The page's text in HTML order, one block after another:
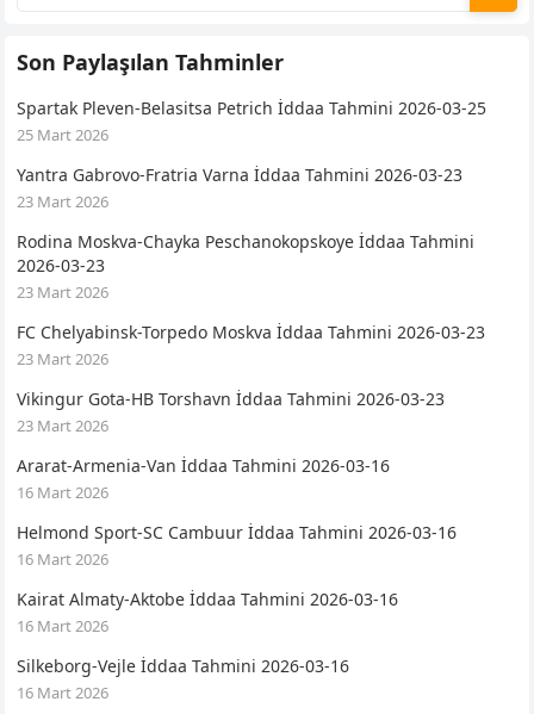
Son Paylaşılan Tahminler
Spartak Pleven-Belasitsa Petrich İddaa Tahmini 2026-03-25
25 Mart 2026
Yantra Gabrovo-Fratria Varna İddaa Tahmini 2026-03-23
23 Mart 2026
Rodina Moskva-Chayka Peschanokopskoye İddaa Tahmini
2026-03-23
23 Mart 2026
FC Chelyabinsk-Torpedo Moskva İddaa Tahmini 2026-03-23
23 Mart 2026
Vikingur Gota-HB Torshavn İddaa Tahmini 2026-03-23
23 Mart 2026
Ararat-Armenia-Van İddaa Tahmini 2026-03-16
16 Mart 2026
Helmond Sport-SC Cambuur İddaa Tahmini 2026-03-16
16 Mart 2026
Kairat Almaty-Aktobe İddaa Tahmini 2026-03-16
16 Mart 2026
Silkeborg-Vejle İddaa Tahmini 2026-03-16
16 Mart 2026